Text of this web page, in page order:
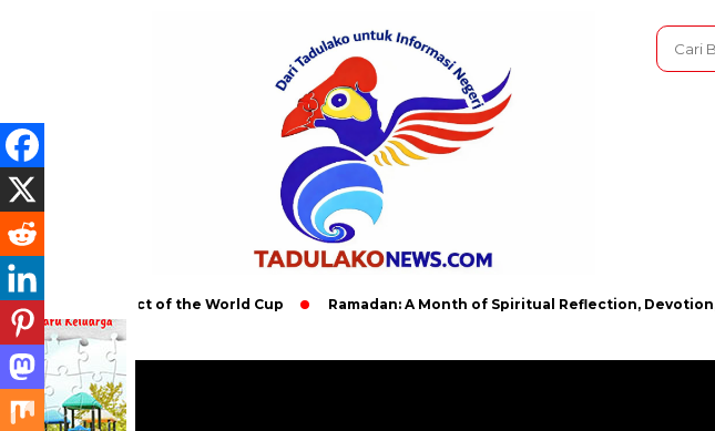
Impact of the World Cup Ramadan: A Month of Spiritual Reflection, Devotion, and